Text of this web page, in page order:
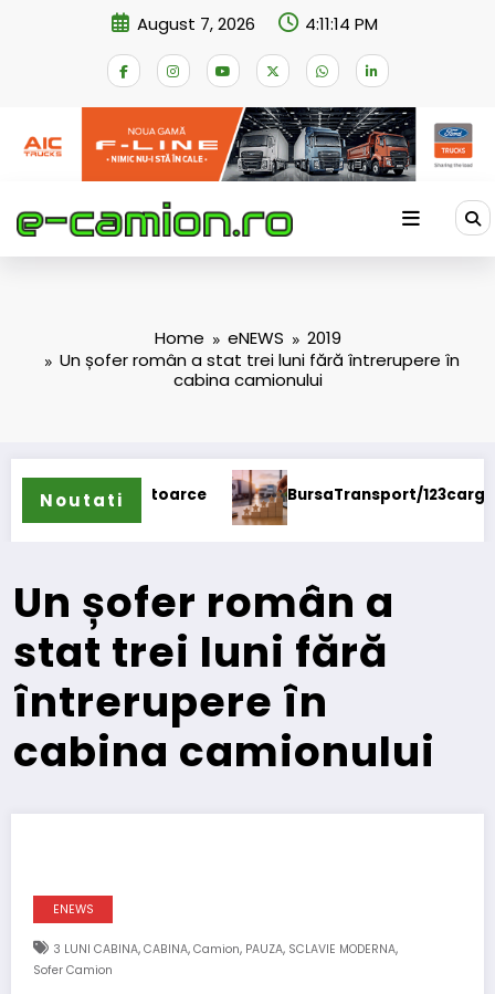
August 7, 2026 4:11:15 PM
Home eNEWS
2019
Un șofer român a stat trei luni fără întrerupere în
cabina camionului
Noutati
întoarce BursaTransport/123cargo introduce o
Un șofer român a
stat trei luni fără
întrerupere în
cabina camionului
ENEWS
3 LUNI CABINA, CABINA, Camion, PAUZA, SCLAVIE MODERNA,
Sofer Camion